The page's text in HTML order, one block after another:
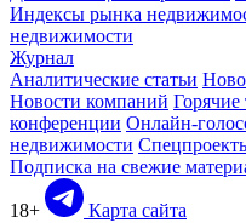
Индексы рынка
недвижимости
Журнал
Аналитические статьи
Новости компаний
конференции Онлайн-
недвижимости
Подписка на свежие
18+
Карта сайта